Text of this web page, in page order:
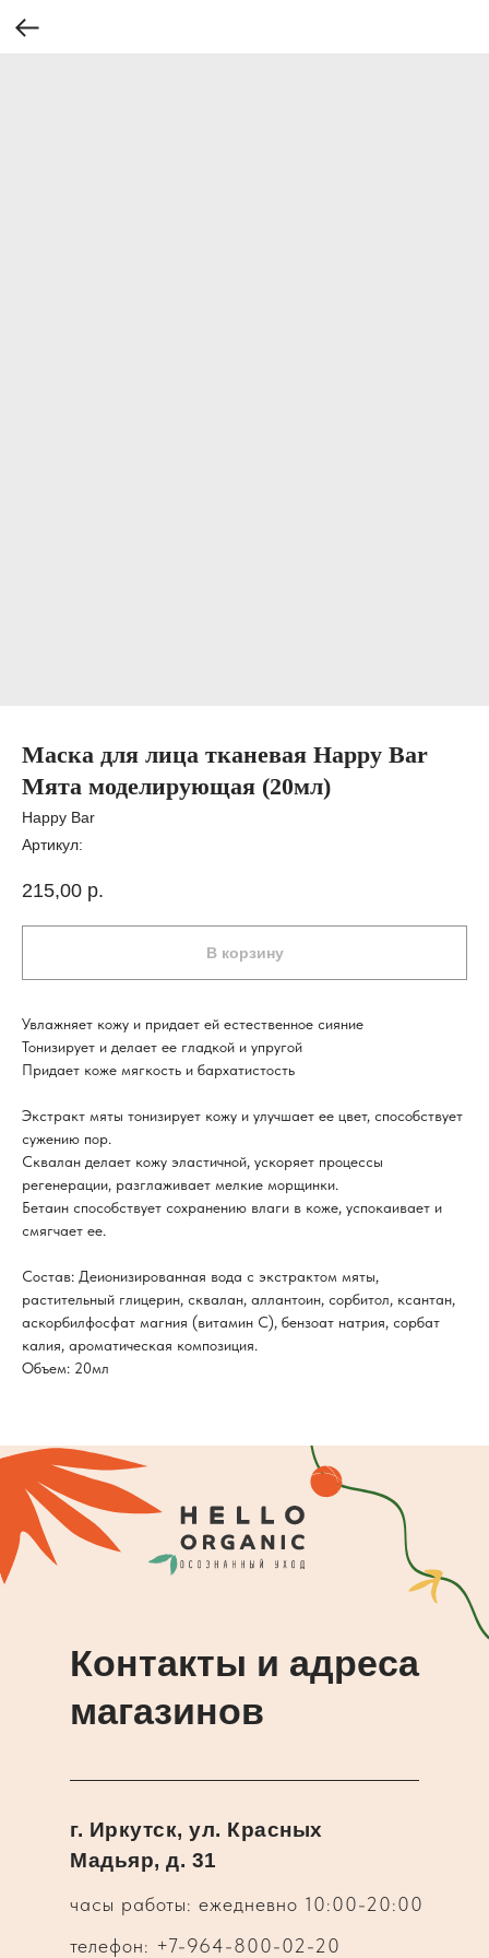
Маска для лица тканевая Happy Bar
Мята моделирующая (20мл)
Happy Bar
Артикул:
215,00 р.
В корзину
Увлажняет кожу и придает ей естественное сияние
Тонизирует и делает ее гладкой и упругой
Придает коже мягкость и бархатистость
Экстракт мяты тонизирует кожу и улучшает ее цвет, способствует
сужению пор.
Сквалан делает кожу эластичной, ускоряет процессы
регенерации, разглаживает мелкие морщинки.
Бетаин способствует сохранению влаги в коже, успокаивает и
смягчает ее.
Состав: Деионизированная вода с экстрактом мяты,
растительный глицерин, сквалан, аллантоин, сорбитол, ксантан,
аскорбилфосфат магния (витамин С), бензоат натрия, сорбат
калия, ароматическая композиция.
Объем: 20мл
Контакты и адреса
магазинов
часы работы: ежедневно 10:00-20:00
г. Иркутск, ул. Красных
Мадьяр, д. 31
телефон: +7-964-800-02-20